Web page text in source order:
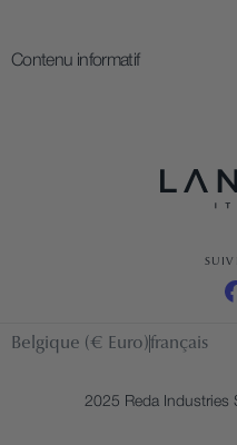
Contenu informatif
Belgique (€ Euro)français
2025 Reda Industries